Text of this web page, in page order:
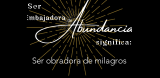
Ser
significa:
Ser obradora de milagros